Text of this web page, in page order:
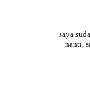
saya
nanti,